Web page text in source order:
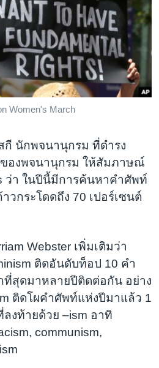
Women's March
กี นักพจนานุกรม ที่ดำรง
องพจนานุกรม ให้สัมภาษณ์
ว่า ในปีนี้มีการค้นหาคำศัพท์
วกระโดดถึง 70 เปอร์เซนต์
Webster เพิ่มเติมว่า
ติดอันดับท็อป 10 คำ
สุดมาหลายปีติดต่อกัน อย่าง
ติดโผคำศัพท์แห่งปีมาแล้ว 1
งท้ายด้วย –ism อาทิ
communism,